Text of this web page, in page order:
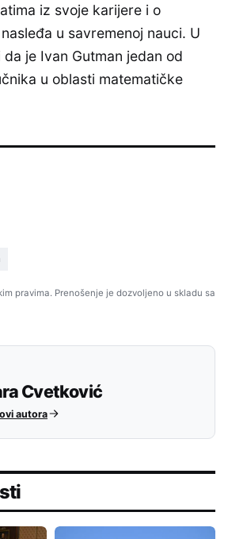
iz svoje karijere i o
u savremenoj nauci. U
je Ivan Gutman jedan od
u oblasti matematičke
pravima. Prenošenje je dozvoljeno u skladu sa
Cvetković
autora